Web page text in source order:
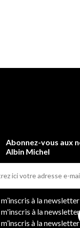
Abonnez-vous aux
Albin Michel
m’inscris à la
m'inscris à la
m’inscris à la